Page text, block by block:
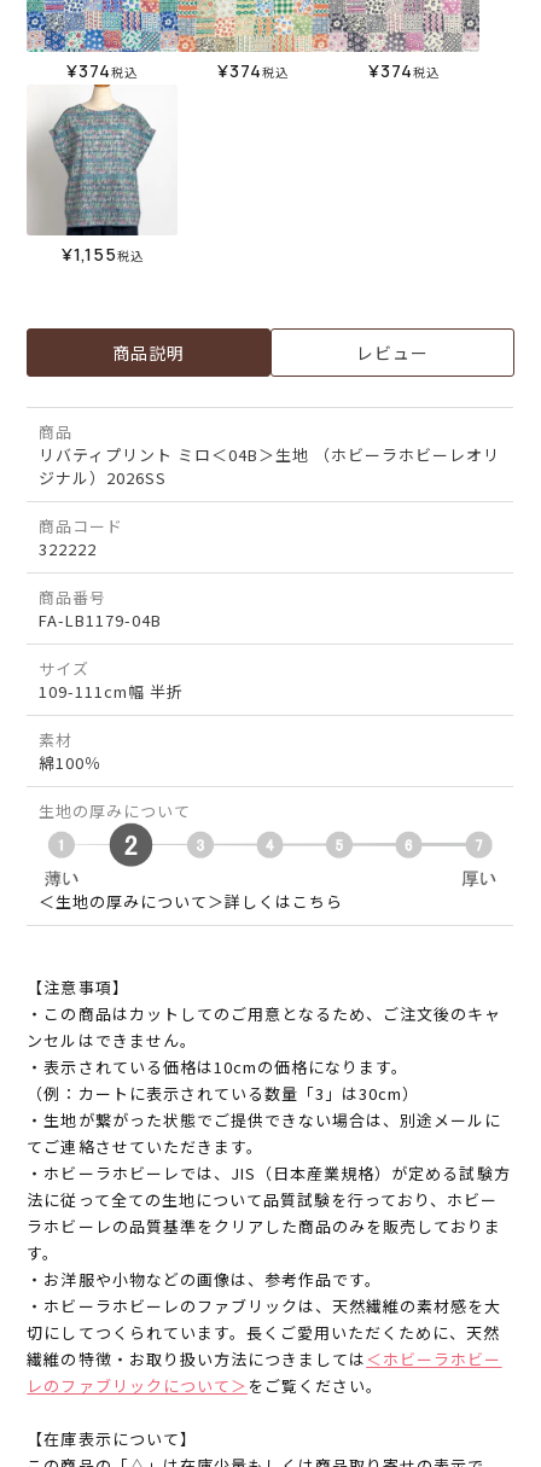
¥374税込 ¥374税込 ¥374税込
¥1,155税込
商品説明 レビュー
商品
リバティプリント ミロ＜04B＞生地 （ホビーラホビーレオリ
ジナル）2026SS
商品コード
322222
商品番号
FA-LB1179-04B
サイズ
109-111cm幅 半折
素材
綿100％
生地の厚みについて
＜生地の厚みについて＞詳しくはこちら
【注意事項】
・この商品はカットしてのご用意となるため、ご注文後のキャ
ンセルはできません。
・表示されている価格は10cmの価格になります。
（例：カートに表示されている数量「3」は30cm）
・生地が繋がった状態でご提供できない場合は、別途メールに
てご連絡させていただきます。
・ホビーラホビーレでは、JIS（日本産業規格）が定める試験方
法に従って全ての生地について品質試験を行っており、ホビー
ラホビーレの品質基準をクリアした商品のみを販売しておりま
す。
・お洋服や小物などの画像は、参考作品です。
・ホビーラホビーレのファブリックは、天然繊維の素材感を大
切にしてつくられています。長くご愛用いただくために、天然
繊維の特徴・お取り扱い方法につきましては＜ホビーラホビー
レのファブリックについて＞ をご覧ください。
【在庫表示について】